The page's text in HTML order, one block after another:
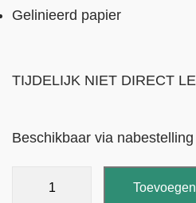
Gelinieerd papier
TIJDELIJK NIET DIRECT
Beschikbaar via nabestelling
Notitieboek